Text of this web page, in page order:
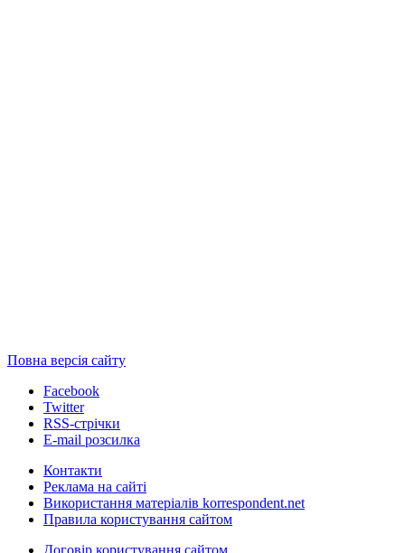
Повна версія сайту
Facebook
Twitter
RSS-стрічки
E-mail розсилка
Контакти
Реклама на сайті
Використання матеріалів korrespondent.net
Правила користування сайтом
Договір користування сайтом